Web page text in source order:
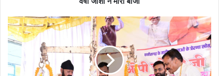
जोशी
ने
मारी
जन्मदिवस
पर
मौसमी
और
लड्डू